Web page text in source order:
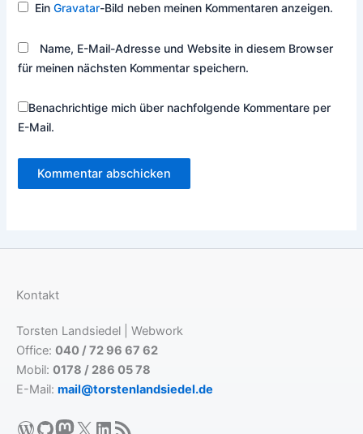
EinGravatar-Bild neben meinen Kommentaren anzeigen.
Name, E-Mail-Adresse und Website in diesem Browser
für meinen nächsten Kommentar speichern.
Benachrichtige mich über nachfolgende Kommentare per
E-Mail.
Kontakt
Torsten Landsiedel | Webwork
Office: 040 / 72 96 67 62
Mobil: 0178 / 286 05 78
E-Mail: mail@torstenlandsiedel.de
WordPress
GitHub
Mastodon
X LinkedIn
RSS-Feed